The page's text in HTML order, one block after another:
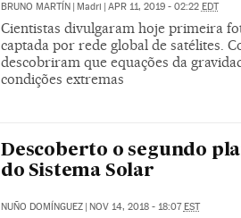
BRUNO MARTÍN Madri APR 11, 2019 - 02:22 EDT
Cientistas divulgaram hoje primeira
captada por rede global de satélites.
descobriram que equações da
condições extremas
Descoberto o segundo
do Sistema Solar
NUÑO DOMÍNGUEZ | NOV 14, 2018 - 18:07EST